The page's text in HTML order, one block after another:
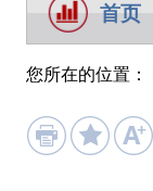
首页
您所在的位置：